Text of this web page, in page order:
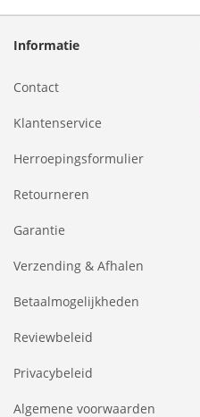
Informatie
Contact
Klantenservice
Herroepingsformulier
Retourneren
Garantie
Verzending & Afhalen
Betaalmogelijkheden
Reviewbeleid
Privacybeleid
Algemene voorwaarden